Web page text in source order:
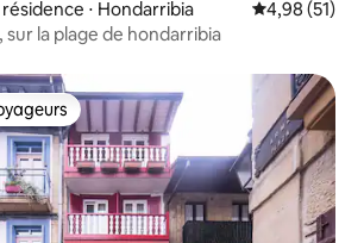
⋅ Hondarribia Évaluation
4,98 (51)
sur la plage de hondarribia